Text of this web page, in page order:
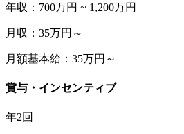
年収：700万円 ~ 1,200万円
月収：35万円～
月額基本給：35万円～
賞与・インセンティブ
年2回